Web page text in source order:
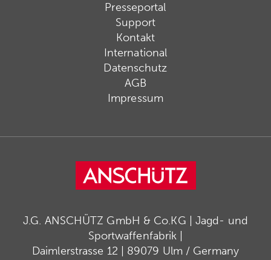
Presseportal
Support
Kontakt
International
Datenschutz
AGB
Impressum
J.G. ANSCHÜTZ GmbH & Co.KG | Jagd- und
Sportwaffenfabrik |
Daimlerstrasse 12 | 89079 Ulm / Germany